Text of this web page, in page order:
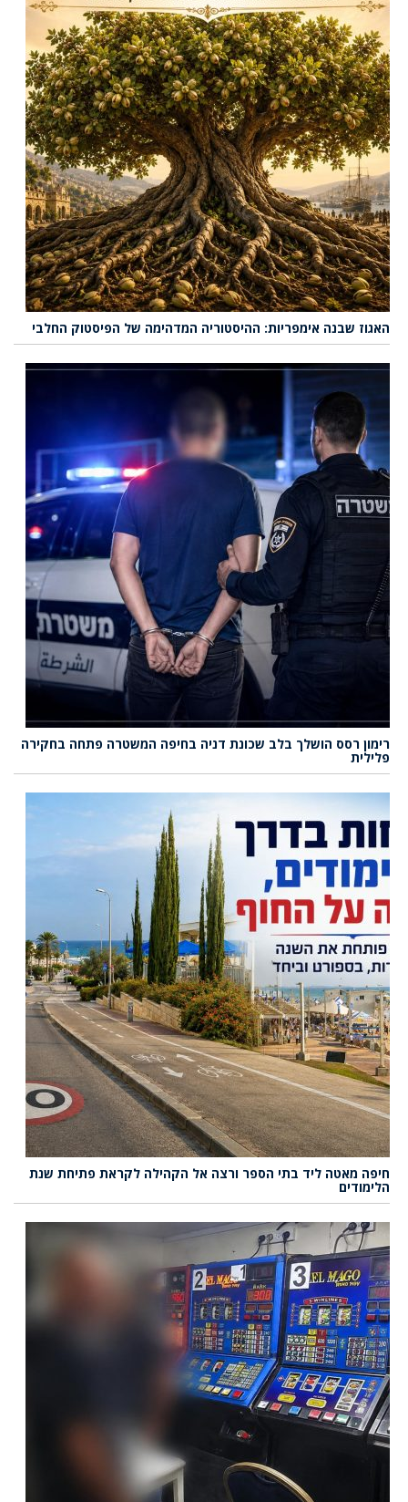
האגוז שבנה אימפריות: ההיסטוריה המדהימה של הפיסטוק החלבי
רימון רסס הושלך בלב שכונת דניה בחיפה המשטרה פתחה בחקירה
פלילית
חיפה מאטה ליד בתי הספר ורצה אל הקהילה לקראת פתיחת שנת
הלימודים